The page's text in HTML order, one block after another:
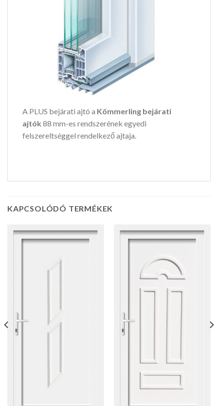
A PLUS bejárati ajtó a Kömmerling bejárati
ajtók 88 mm-es rendszerének egyedi
felszereltséggel rendelkező ajtaja.
KAPCSOLÓDÓ TERMÉKEK